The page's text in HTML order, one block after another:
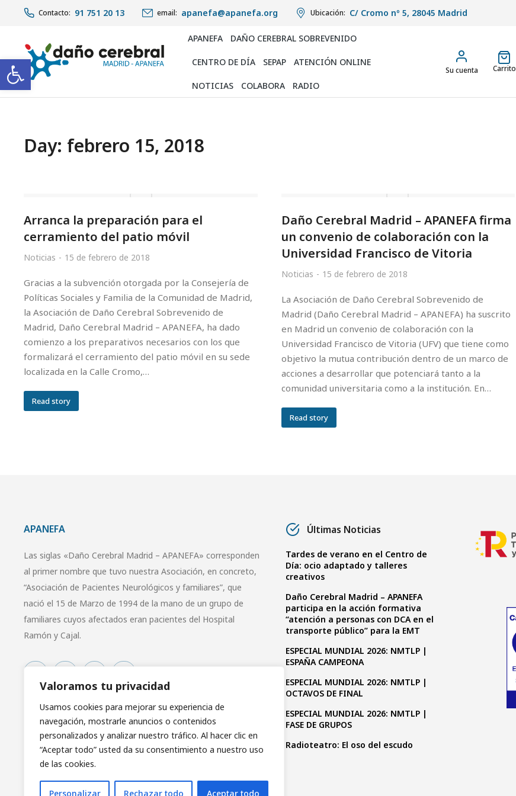
Abrir barra de herramientas
Valoramos tu privacidad
Usamos cookies para mejorar su experiencia de
navegación, mostrarle anuncios o contenidos
personalizados y analizar nuestro tráfico. Al hacer clic en
“Aceptar todo” usted da su consentimiento a nuestro uso
de las cookies.
Personalizar Rechazar todo Aceptar todo
Contacto: 91 751 20 13 email: apanefa@apanefa.org Ubicación: C/ Cromo nº 5, 28045 Madrid
APANEFA DAÑO CEREBRAL SOBREVENIDO
CENTRO DE DÍA SEPAP ATENCIÓN ONLINE
NOTICIAS COLABORA RADIO
Su cuenta Carrito
Day: febrero 15, 2018
Arranca la preparación para el
cerramiento del patio móvil
Noticias 15 de febrero de 2018
Gracias a la subvención otorgada por la Consejería de
Políticas Sociales y Familia de la Comunidad de Madrid,
la Asociación de Daño Cerebral Sobrevenido de
Madrid, Daño Cerebral Madrid – APANEFA, ha dado
comienzo a los preparativos necesarios con los que
formalizará el cerramiento del patio móvil en su sede
localizada en la Calle Cromo,…
Read story
Daño Cerebral Madrid – APANEFA firma
un convenio de colaboración con la
Universidad Francisco de Vitoria
Noticias 15 de febrero de 2018
La Asociación de Daño Cerebral Sobrevenido de
Madrid (Daño Cerebral Madrid – APANEFA) ha suscrito
en Madrid un convenio de colaboración con la
Universidad Francisco de Vitoria (UFV) que tiene como
objetivo la mutua contribución dentro de un marco de
acciones a desarrollar que potenciará tanto a la
comunidad universitaria como a la institución. En…
Read story
APANEFA
Las siglas «Daño Cerebral Madrid – APANEFA» corresponden
al primer nombre que tuvo nuestra Asociación, en concreto,
“Asociación de Pacientes Neurológicos y familiares”, que
nació el 15 de Marzo de 1994 de la mano de un grupo de
familiares cuyos afectados eran pacientes del Hospital
Ramón y Cajal.
Últimas Noticias
Tardes de verano en el Centro de
Día: ocio adaptado y talleres
creativos
Daño Cerebral Madrid – APANEFA
participa en la acción formativa
“atención a personas con DCA en el
transporte público” para la EMT
ESPECIAL MUNDIAL 2026: NMTLP |
ESPAÑA CAMPEONA
ESPECIAL MUNDIAL 2026: NMTLP |
OCTAVOS DE FINAL
ESPECIAL MUNDIAL 2026: NMTLP |
FASE DE GRUPOS
Radioteatro: El oso del escudo